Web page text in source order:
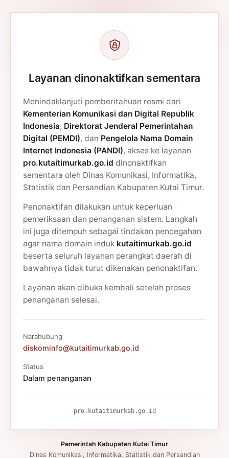
Layanan dinonaktifkan sementara
Menindaklanjuti pemberitahuan resmi dari
Kementerian Komunikasi dan Digital Republik
Indonesia, Direktorat Jenderal Pemerintahan
Digital (PEMDI), dan Pengelola Nama Domain
Internet Indonesia (PANDI), akses ke layanan
pro.kutaitimurkab.go.id dinonaktifkan
sementara oleh Dinas Komunikasi, Informatika,
Statistik dan Persandian Kabupaten Kutai Timur.
Penonaktifan dilakukan untuk keperluan
pemeriksaan dan penanganan sistem. Langkah
ini juga ditempuh sebagai tindakan pencegahan
agar nama domain induk kutaitimurkab.go.id
beserta seluruh layanan perangkat daerah di
bawahnya tidak turut dikenakan penonaktifan.
Layanan akan dibuka kembali setelah proses
penanganan selesai.
Narahubung
diskominfo@kutaitimurkab.go.id
Status
Dalam penanganan
pro.kutaitimurkab.go.id
Pemerintah Kabupaten Kutai Timur
Dinas Komunikasi, Informatika, Statistik dan Persandian